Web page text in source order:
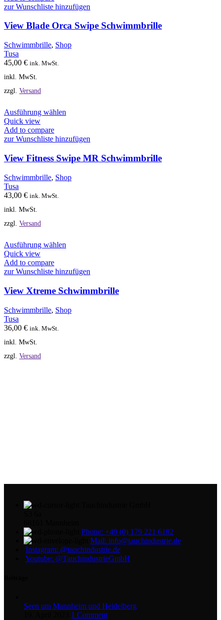
mehrere
auf.
Optionen
können
zur Wunschliste hinzufügen
View Blade Orca Swipe Schwimmbrille
Schwimmbrille, Shop
Tusa
45,00 € ink. MwSt.
inkl. MwSt.
zzgl. Versand
Ausführung wählen
mehrere
auf.
Die
können
Quick view
Add to compare
zur Wunschliste hinzufügen
View Fitness Swipe MR Schwimmbrille
Schwimmbrille, Shop
Tusa
43,00 € ink. MwSt.
inkl. MwSt.
zzgl. Versand
Ausführung wählen
mehrere
auf.
Die
können
Quick view
Add to compare
zur Wunschliste hinzufügen
View Xtreme Schwimmbrille
Schwimmbrille, Shop
Tusa
36,00 € ink. MwSt.
inkl. MwSt.
zzgl. Versand
Phone: +49 (0) 179 221 6182
Mail: info@tauchindustrie.de
Instagram: @tauchindustrie.de
Youtube: @TauchindustrieGmbH
Seen um Mannheim und Heidelberg
1 Comment